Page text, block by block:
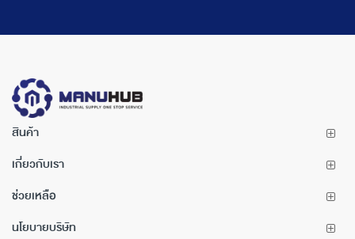
สินค้า
เกี่ยวกับเรา
ช่วยเหลือ
นโยบายบริษัท